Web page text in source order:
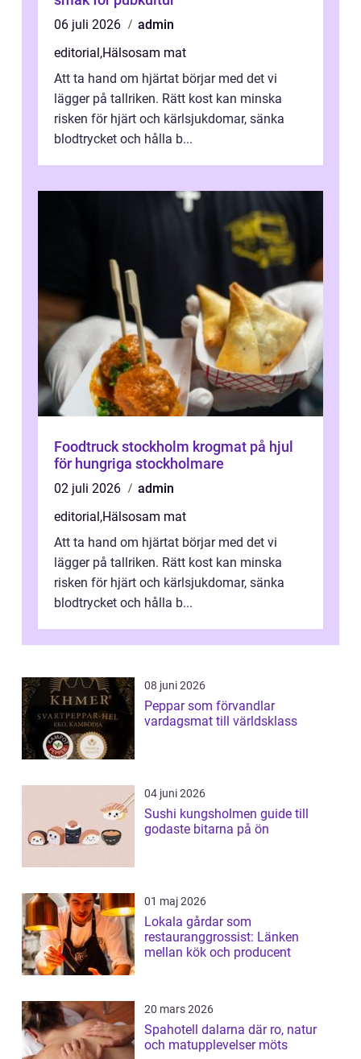
06 juli 2026
admin
editorial,Hälsosam mat
Att ta hand om hjärtat börjar med det vi
lägger på tallriken. Rätt kost kan minska
risken för hjärt och kärlsjukdomar, sänka
blodtrycket och hålla b...
Foodtruck stockholm krogmat på hjul
för hungriga stockholmare
02 juli 2026
admin
editorial,Hälsosam mat
Att ta hand om hjärtat börjar med det vi
lägger på tallriken. Rätt kost kan minska
risken för hjärt och kärlsjukdomar, sänka
blodtrycket och hålla b...
08 juni 2026
Peppar som förvandlar
vardagsmat till världsklass
04 juni 2026
Sushi kungsholmen guide till
godaste bitarna på ön
01 maj 2026
Lokala gårdar som
restauranggrossist: Länken
mellan kök och producent
20 mars 2026
Spahotell dalarna där ro, natur
och matupplevelser möts